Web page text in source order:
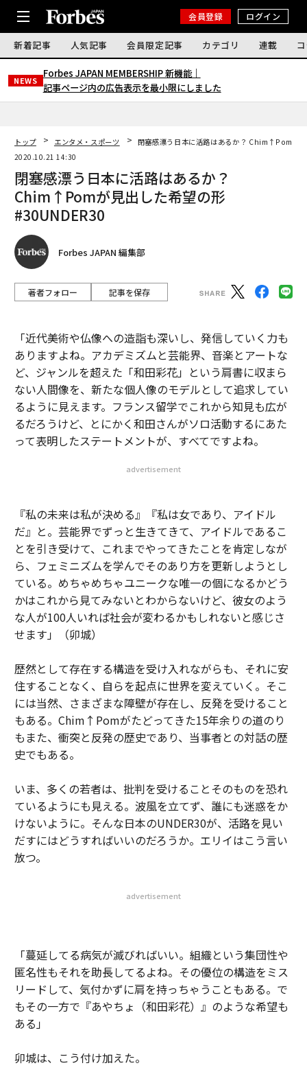
会員登録 ログイン
新着記事 人気記事 会員限定記事 カテゴリ 連載
NEWS
Forbes JAPAN MEMBERSHIP 新機能｜
記事ページ内の広告表示を最小限にしました
トップ エンタメ・スポーツ
閉塞感漂う日本に活路はあるか？ Chim↑Pomが
2020.10.21 14:30
閉塞感漂う日本に活路はあるか？
Chim↑Pomが見出した希望の形
#30UNDER30
Forbes JAPAN 編集部
著者フォロー 記事を保存
「近代美術や仏像への造詣も深いし、発信していく力も
ありますよね。アカデミズムと芸能界、音楽とアートな
ど、ジャンルを超えた「和田彩花」という肩書に収まら
ない人間像を、新たな個人像のモデルとして追求してい
るように見えます。フランス留学でこれから知見も広が
るだろうけど、とにかく和田さんがソロ活動するにあた
って表明したステートメントが、すべてですよね。
advertisement
『私の未来は私が決める』『私は女であり、アイドル
だ』と。芸能界でずっと生きてきて、アイドルであるこ
とを引き受けて、これまでやってきたことを肯定しなが
ら、フェミニズムを学んでそのあり方を更新しようとし
ている。めちゃめちゃユニークな唯一の個になるかどう
かはこれから見てみないとわからないけど、彼女のよう
な人が100人いれば社会が変わるかもしれないと感じさ
せます」（卯城）
歴然として存在する構造を受け入れながらも、それに安
住することなく、自らを起点に世界を変えていく。そこ
には当然、さまざまな障壁が存在し、反発を受けること
もある。Chim↑Pomがたどってきた15年余りの道のり
もまた、衝突と反発の歴史であり、当事者との対話の歴
史でもある。
いま、多くの若者は、批判を受けることそのものを恐れ
ているようにも見える。波風を立てず、誰にも迷惑をか
けないように。そんな日本のUNDER30が、活路を見い
だすにはどうすればいいのだろうか。エリイはこう言い
放つ。
advertisement
「蔓延してる病気が滅びればいい。組織という集団性や
匿名性もそれを助長してるよね。その優位の構造をミス
リードして、気付かずに肩を持っちゃうこともある。で
もその一方で『あやちょ（和田彩花）』のような希望も
ある」
卯城は、こう付け加えた。